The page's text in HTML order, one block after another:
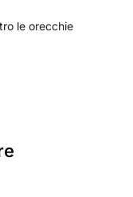
le orecchie